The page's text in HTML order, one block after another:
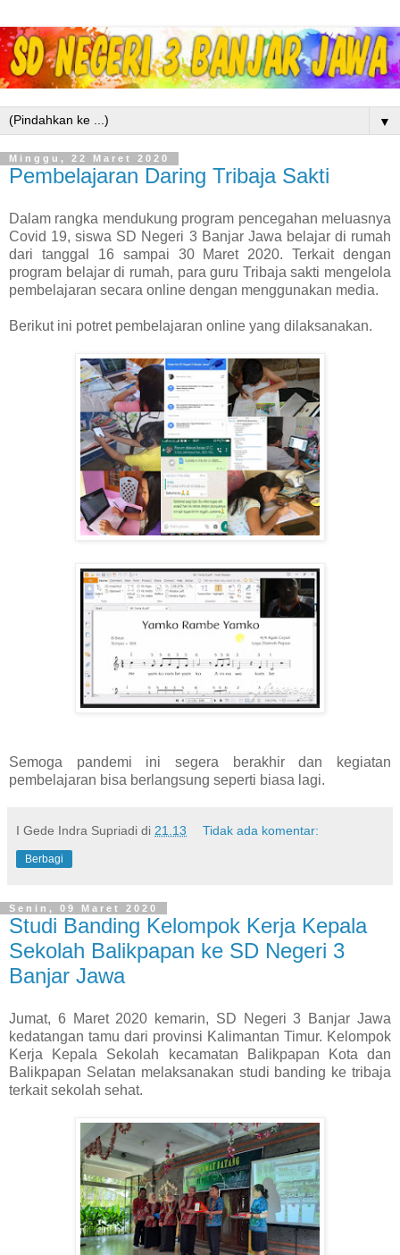
▼
Minggu, 22 Maret 2020
Pembelajaran Daring Tribaja Sakti
Dalam rangka mendukung program pencegahan meluasnya
Covid 19, siswa SD Negeri 3 Banjar Jawa belajar di rumah
dari tanggal 16 sampai 30 Maret 2020. Terkait dengan
program belajar di rumah, para guru Tribaja sakti mengelola
pembelajaran secara online dengan menggunakan media.
Berikut ini potret pembelajaran online yang dilaksanakan.
Semoga pandemi ini segera berakhir dan kegiatan
pembelajaran bisa berlangsung seperti biasa lagi.
I Gede Indra Supriadi di 21.13 Tidak ada komentar:
Berbagi
Senin, 09 Maret 2020
Studi Banding Kelompok Kerja Kepala
Sekolah Balikpapan ke SD Negeri 3
Banjar Jawa
Jumat, 6 Maret 2020 kemarin, SD Negeri 3 Banjar Jawa
kedatangan tamu dari provinsi Kalimantan Timur. Kelompok
Kerja Kepala Sekolah kecamatan Balikpapan Kota dan
Balikpapan Selatan melaksanakan studi banding ke tribaja
terkait sekolah sehat.